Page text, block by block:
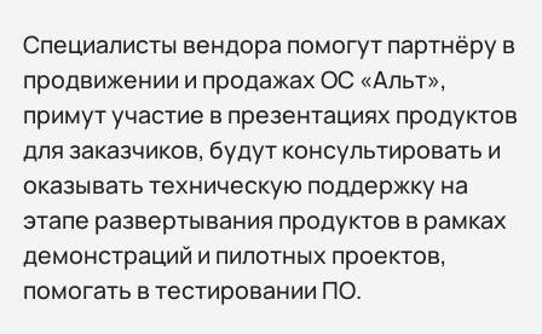
Специалисты вендора помогут партнёру в
продвижении и продажах ОС «Альт»,
примут участие в презентациях продуктов
для заказчиков, будут консультировать и
оказывать техническую поддержку на
этапе развертывания продуктов в рамках
демонстраций и пилотных проектов,
помогать в тестировании ПО.